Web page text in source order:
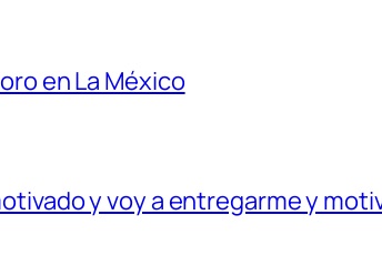
en La México
y voy a entregarme y